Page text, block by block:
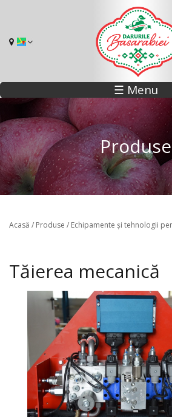
☰ Menu
Produse
Eşti aici
Acasă / Produse / Echipamente și tehnologii
Tăierea mecanică